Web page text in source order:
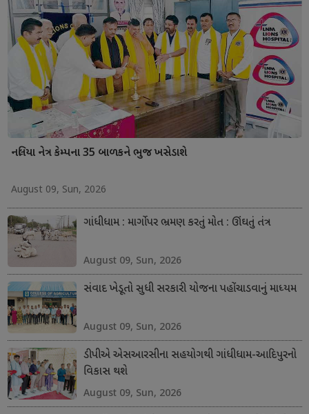
નલિયા નેત્ર કેમ્પના 35 બાળકને ભુજ ખસેડાશે
August 09, Sun, 2026
ગાંધીધામ : માર્ગો પર ભ્રમણ કરતું મોત : ઊંઘતું તંત્ર
August 09, Sun, 2026
સંવાદ ખેડૂતો સુધી સરકારી યોજના પહોંચાડવાનું માધ્યમ
August 09, Sun, 2026
ડીપીએ એસઆરસીના સહયોગથી ગાંધીધામ-આદિપુરનો
વિકાસ થશે
August 09, Sun, 2026